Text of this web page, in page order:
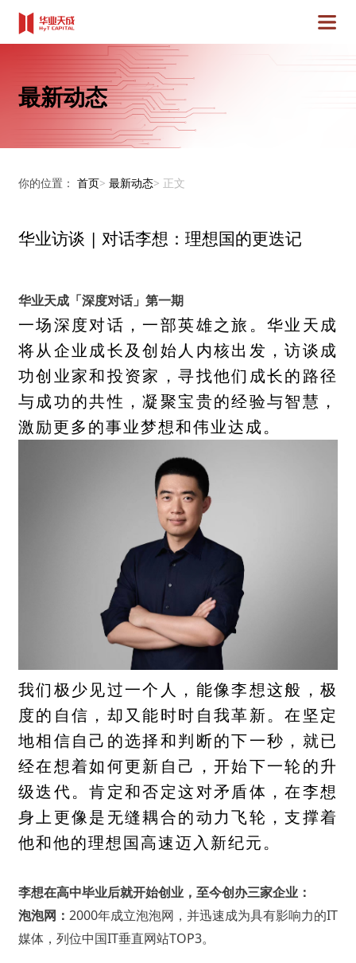
最新动态
你的位置： 首页> 最新动态> 正文
华业访谈 | 对话李想：理想国的更迭记
华业天成「深度对话」 第一期
一场深度对话，一部英雄之旅。华业天成
将从企业成长及创始人内核出发，访谈成
功创业家和投资家，寻找他们成长的路径
与成功的共性，凝聚宝贵的经验与智慧，
激励更多的事业梦想和伟业达成。
我们极少见过一个人，能像李想这般，极
度的自信，却又能时时自我革新。在坚定
地相信自己的选择和判断的下一秒，就已
经在想着如何更新自己，开始下一轮的升
级迭代。肯定和否定这对矛盾体，在李想
身上更像是无缝耦合的动力飞轮，支撑着
他和他的理想国高速迈入新纪元。
李想在高中毕业后就开始创业，至今创办三家企业：
泡泡网： 2000年成立泡泡网，并迅速成为具有影响力的IT
媒体，列位中国IT垂直网站TOP3。